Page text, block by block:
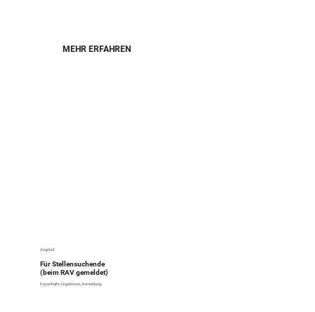
MEHR ERFAHREN
Angebot
Für Stellensuchende
(beim RAV gemeldet)
Kursinhalte, Ergebnisse, Anmeldung.